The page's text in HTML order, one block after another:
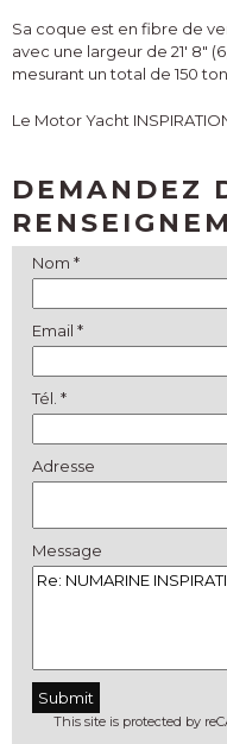
Sa coque est en fibre de
avec une largeur de 21' 8"
mesurant un total de 150
Le Motor Yacht
DEMANDEZ
Nom *
Email *
Tél. *
Adresse
Message
This site is protected by